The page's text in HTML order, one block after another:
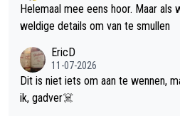
Helemaal mee eens hoor. Maar
weldige details om van te smullen
EricD
11-07-2026
Dit is niet iets om aan te wennen,
ik, gadver☠️